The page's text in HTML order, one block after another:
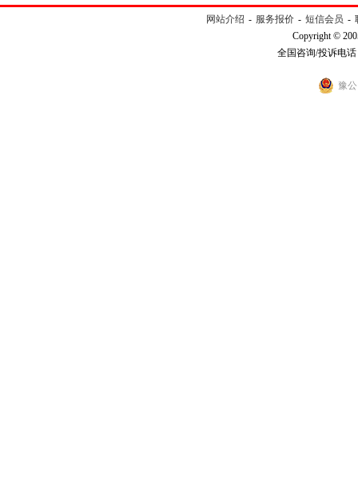
网站介绍 - 服务报价 - 短信会员 -
Copyright ©
全国咨询/投诉电话
豫